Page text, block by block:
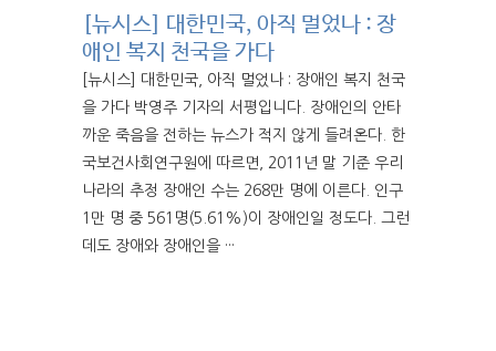
[뉴시스] 대한민국, 아직 멀었나 : 장
애인 복지 천국을 가다
[뉴시스] 대한민국, 아직 멀었나 : 장애인 복지 천국
을 가다 박영주 기자의 서평입니다. 장애인의 안타
까운 죽음을 전하는 뉴스가 적지 않게 들려온다. 한
국보건사회연구원에 따르면, 2011년 말 기준 우리
나라의 추정 장애인 수는 268만 명에 이른다. 인구
1만 명 중 561명(5.61%)이 장애인일 정도다. 그런
데도 장애와 장애인을 ···